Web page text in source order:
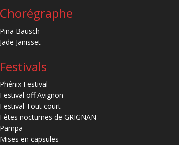
Chorégraphe
Pina Bausch
Jade Janisset
Festivals
Phénix Festival
Festival off Avignon
Festival Tout court
Fêtes nocturnes de GRIGNAN
Pampa
Mises en capsules